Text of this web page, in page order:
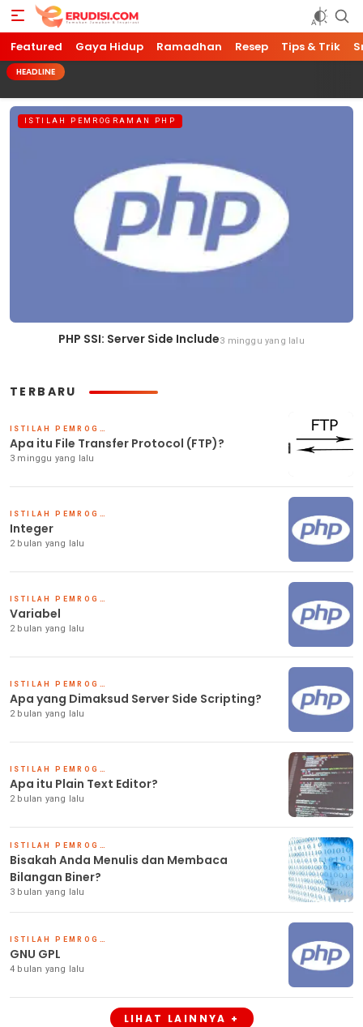
Featured Gaya Hidup Ramadhan Resep Tips & Trik
HEADLINE
ISTILAH PEMROGRAMAN PHP
PHP SSI: Server Side Include3 minggu yang lalu
TERBARU
Apa itu File Transfer Protocol (FTP)?
3 minggu yang lalu
Integer
2 bulan yang lalu
Variabel
2 bulan yang lalu
Apa yang Dimaksud Server Side Scripting?
2 bulan yang lalu
Apa itu Plain Text Editor?
2 bulan yang lalu
ISTILAH PEMROGRAMAN PHP
Bisakah Anda Menulis dan Membaca
Bilangan Biner?
3 bulan yang lalu
GNU GPL
4 bulan yang lalu
LIHAT LAINNYA +